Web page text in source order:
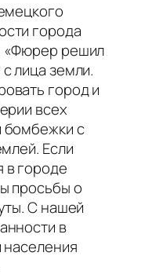
города
«Фюрер решил
лица земли.
город и
всех
бомбежки с
Если
в городе
просьбы о
С нашей
в
населения